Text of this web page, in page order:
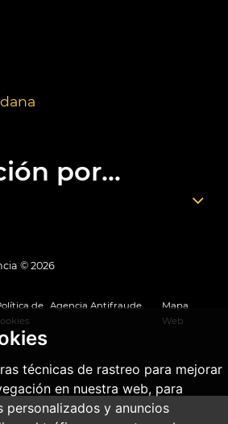
técnicas de rastreo para mejorar
en nuestra web, para
y anuncios
por...
© 2026
de Agencia Antifraude
Mapa
Web